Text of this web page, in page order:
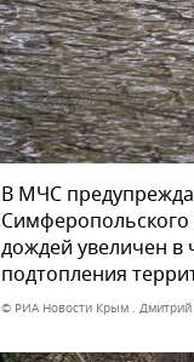
В МЧС
дождей увеличен в
подтопления
© РИА Новости Крым .